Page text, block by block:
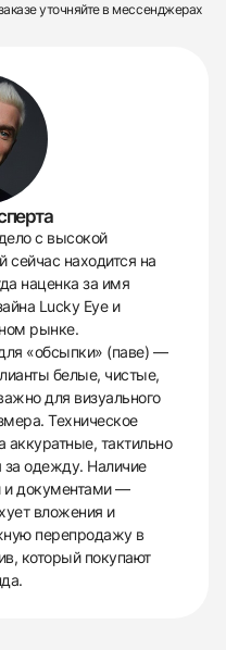
уточняйте в мессенджерах
с высокой
сейчас находится на
наценка за имя
Lucky Eye и
рынке.
«обсыпки» (паве) —
белые, чистые,
для визуального
Техническое
аккуратные, тактильно
за одежду. Наличие
и документами —
вложения и
перепродажу в
который покупают